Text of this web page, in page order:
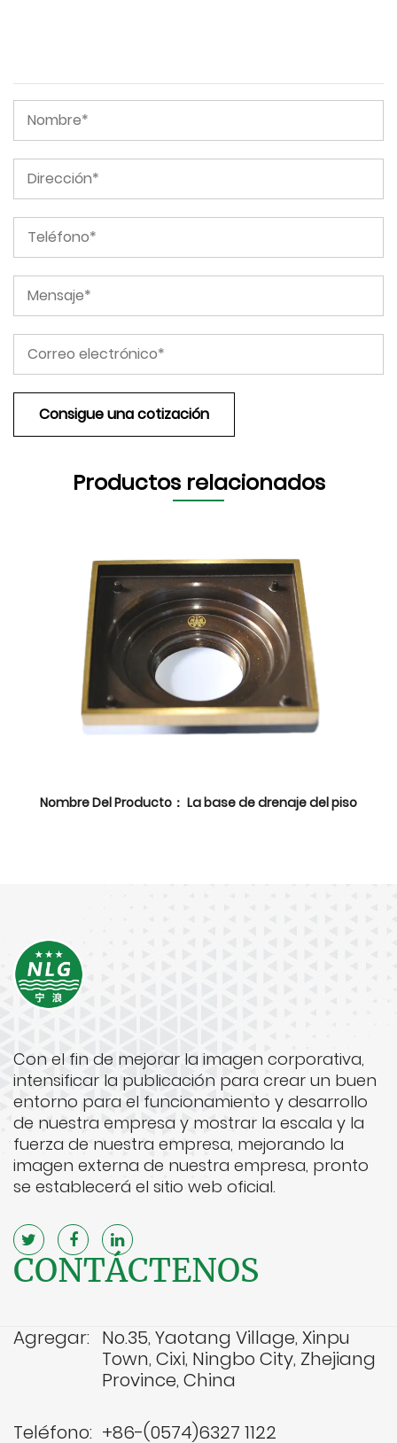
Productos relacionados
Nombre Del Producto： La base de drenaje del piso
Con el fin de mejorar la imagen corporativa,
intensificar la publicación para crear un buen
entorno para el funcionamiento y desarrollo
de nuestra empresa y mostrar la escala y la
fuerza de nuestra empresa, mejorando la
imagen externa de nuestra empresa, pronto
se establecerá el sitio web oficial.
CONTÁCTENOS
Agregar: No.35, Yaotang Village, Xinpu
Town, Cixi, Ningbo City, Zhejiang
Province, China
Teléfono: +86-(0574)6327 1122